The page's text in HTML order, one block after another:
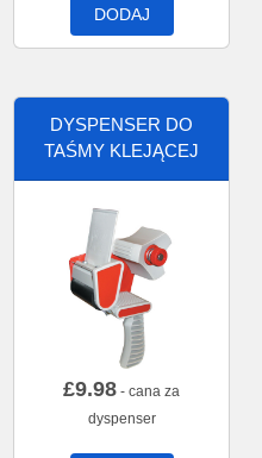
DODAJ
DYSPENSER DO
TAŚMY KLEJĄCEJ
£9.98 - cana za
dyspenser